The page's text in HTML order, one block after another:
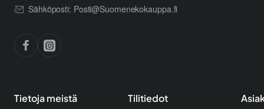
Sähköposti: Posti@Suomenekokauppa.fi
Tietoja meistä Tilitiedot